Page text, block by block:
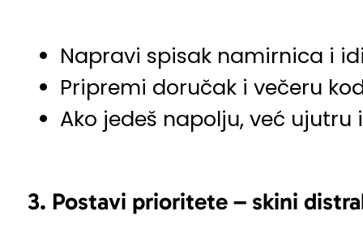
Napravi spisak namirnica i
Pripremi doručak i večeru
Ako jedeš napolju, već
3. Postavi prioritete – skini